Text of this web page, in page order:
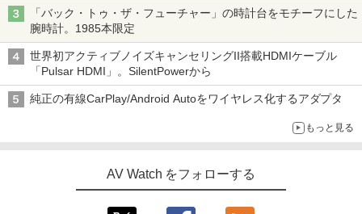
「バック・トゥ・ザ・フューチャー」の時計台をモチーフにした
腕時計。1985本限定
世界初アクティブノイズキャンセリングII搭載HDMIケーブル
「Pulsar HDMI」。SilentPowerから
純正の有線CarPlay/Android Autoをワイヤレス化するアダプタ
もっと見る
AV Watch をフォローする